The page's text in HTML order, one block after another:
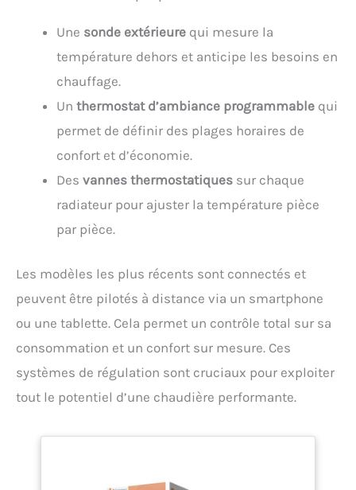
Une sonde extérieure qui mesure la
température dehors et anticipe les besoins en
chauffage.
Un thermostat d’ambiance programmable qui
permet de définir des plages horaires de
confort et d’économie.
Des vannes thermostatiques sur chaque
radiateur pour ajuster la température pièce
par pièce.
Les modèles les plus récents sont connectés et
peuvent être pilotés à distance via un smartphone
ou une tablette. Cela permet un contrôle total sur sa
consommation et un confort sur mesure. Ces
systèmes de régulation sont cruciaux pour exploiter
tout le potentiel d’une chaudière performante.